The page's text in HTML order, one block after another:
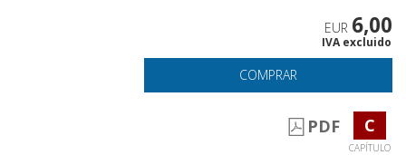
EUR 6,00
IVA excluido
COMPRAR
PDF C
CAPÍTULO